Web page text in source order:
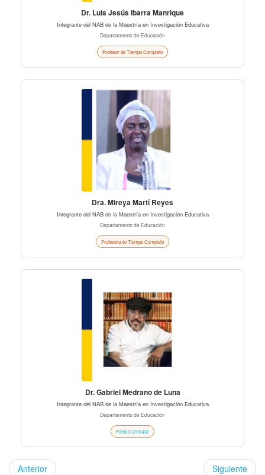
Dr. Luis Jesús Ibarra Manrique
Integrante del NAB de la Maestría en Investigación Educativa
Departamento de Educación
Profesor de Tiempo Completo
Dra. Mireya Martí Reyes
Integrante del NAB de la Maestría en Investigación Educativa
Departamento de Educación
Profesora de Tiempo Completo
Dr. Gabriel Medrano de Luna
Integrante del NAB de la Maestría en Investigación Educativa
Departamento de Educación
Ficha Curricular
Anterior Siguiente